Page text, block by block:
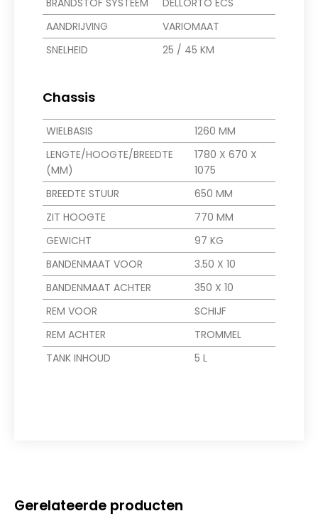
AANDRIJVING
VARIOMAAT
SNELHEID
25 / 45 KM
Chassis
WIELBASIS
1260 MM
LENGTE/HOOGTE/BREEDTE
(MM)
1780 X 670 X
1075
BREEDTE STUUR
650 MM
ZIT HOOGTE
770 MM
GEWICHT
97 KG
BANDENMAAT VOOR
3.50 X 10
BANDENMAAT ACHTER
350 X 10
REM VOOR
SCHIJF
REM ACHTER
TROMMEL
TANK INHOUD
5 L
Gerelateerde producten